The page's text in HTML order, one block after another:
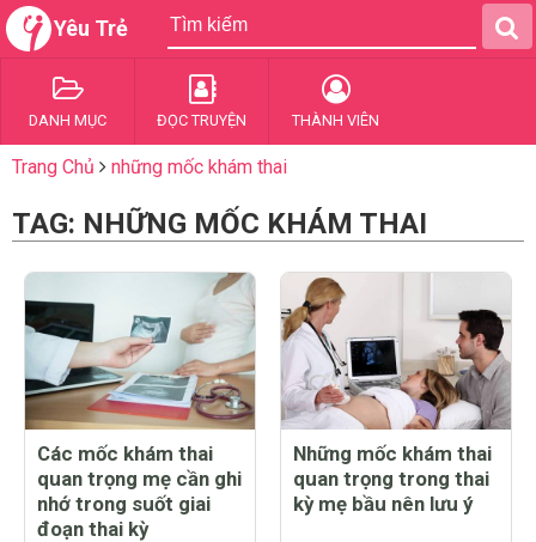
Yêu Trẻ
DANH MỤC ĐỌC TRUYỆN THÀNH VIÊN
Trang Chủ những mốc khám thai
TAG: NHỮNG MỐC KHÁM THAI
Các mốc khám thai
quan trọng mẹ cần ghi
nhớ trong suốt giai
đoạn thai kỳ
Những mốc khám thai
quan trọng trong thai
kỳ mẹ bầu nên lưu ý